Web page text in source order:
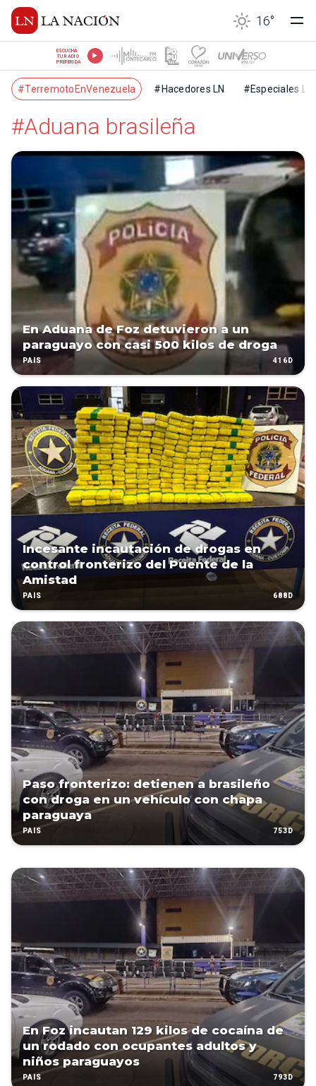
16°
ESCUCHÁ
TU RADIO
PREFERIDA
#TerremotoEnVenezuela #Hacedores LN #Especiales LN
#Aduana brasileña
En Aduana de Foz detuvieron a un
paraguayo con casi 500 kilos de droga
PAÍS 416D
Incesante incautación de drogas en
control fronterizo del Puente de la
Amistad
PAÍS 688D
Paso fronterizo: detienen a brasileño
con droga en un vehículo con chapa
paraguaya
PAÍS 753D
En Foz incautan 129 kilos de cocaína de
un rodado con ocupantes adultos y
niños paraguayos
PAÍS 793D